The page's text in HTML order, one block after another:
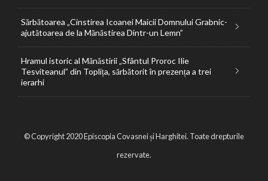
Sărbătoarea „Cinstirea Icoanei Maicii Domnului Grabnic-
ajutătoarea de la Mănăstirea Dintr-un Lemn”
Hramul istoric al Mănăstirii „Sfântul Proroc Ilie
Tesviteanul” din Toplița, sărbătorit în prezența a trei
ierarhi
© Copyright 2020 Episcopia Covasnei și Harghitei. Toate drepturile
rezervate.